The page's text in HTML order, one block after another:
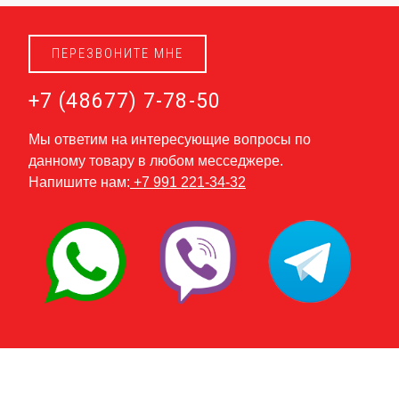
ПЕРЕЗВОНИТЕ МНЕ
+7 (48677) 7-78-50
Мы ответим на интересующие вопросы по
данному товару в любом месседжере.
Напишите нам: +7 991 221-34-32